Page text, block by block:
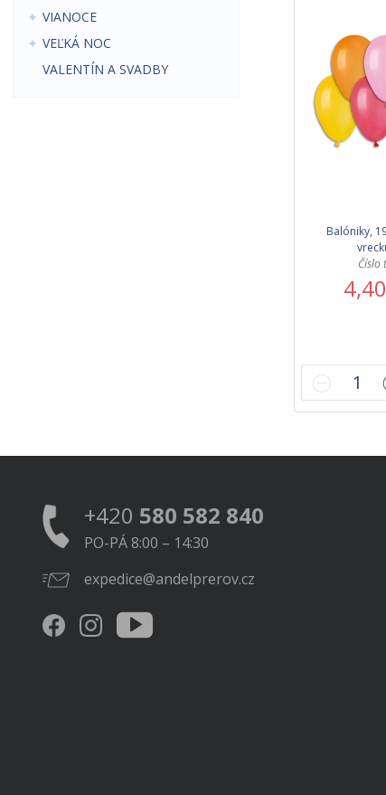
VIANOCE
VEĽKÁ NOC
VALENTÍN A SVADBY
Balóniky,
Číslo
+420 580 582 840
PO-PÁ 8:00 – 14:30
expedice@andelprerov.cz